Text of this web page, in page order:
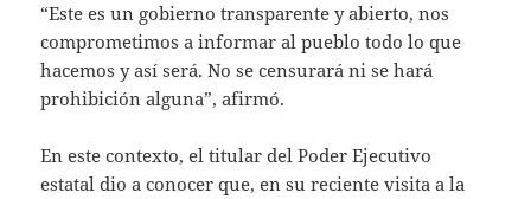
“Este es un gobierno transparente y abierto, nos
comprometimos a informar al pueblo todo lo que
hacemos y así será. No se censurará ni se hará
prohibición alguna”, afirmó.
En este contexto, el titular del Poder Ejecutivo
estatal dio a conocer que, en su reciente visita a la